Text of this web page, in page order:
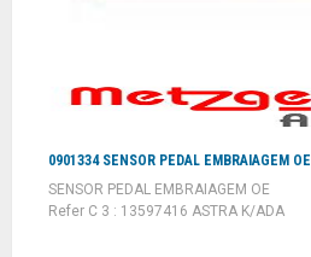
0901334 SENSOR PEDAL EMBRAIAGEM OE
SENSOR PEDAL EMBRAIAGEM OE
Refer C 3 : 13597416 ASTRA K/ADA